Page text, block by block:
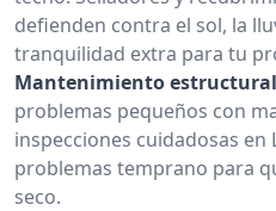
defienden contra el sol, la
tranquilidad extra para tu
Mantenimiento
problemas pequeños con
inspecciones cuidadosas en
problemas temprano para
seco.